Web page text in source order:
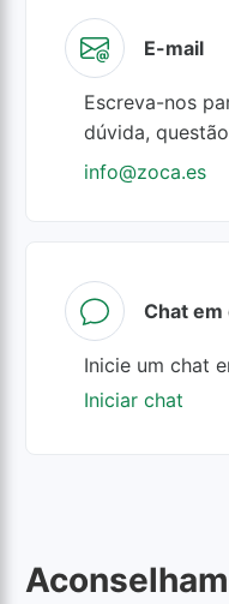
E-mail
Escreva-nos
dúvida,
info@zoca.es
Chat
Inicie um chat
Iniciar chat